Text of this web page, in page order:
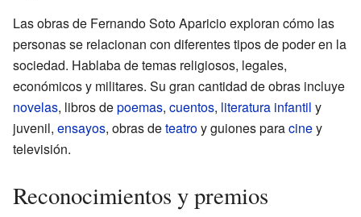
Las obras de Fernando Soto Aparicio exploran cómo las
personas se relacionan con diferentes tipos de poder en la
sociedad. Hablaba de temas religiosos, legales,
económicos y militares. Su gran cantidad de obras incluye
novelas, libros depoemas, cuentos, literatura infantil y
juvenil, ensayos, obras deteatroy guiones paraciney
televisión.
Reconocimientos y premios